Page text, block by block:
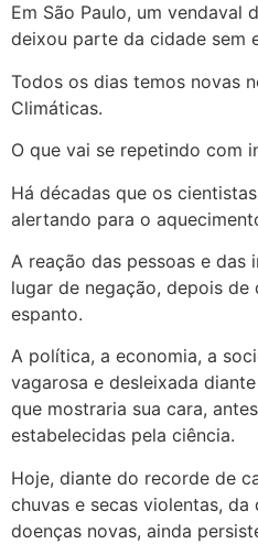
Em São Paulo, um vendaval
deixou parte da cidade sem
Todos os dias temos novas
Climáticas.
O que vai se repetindo com
Há décadas que os
alertando para o
A reação das pessoas e
lugar de negação, depois
espanto.
A política, a economia, a
vagarosa e desleixada
que mostraria sua cara,
estabelecidas pela ciência.
Hoje, diante do recorde de
chuvas e secas violentas, da
doenças novas, ainda